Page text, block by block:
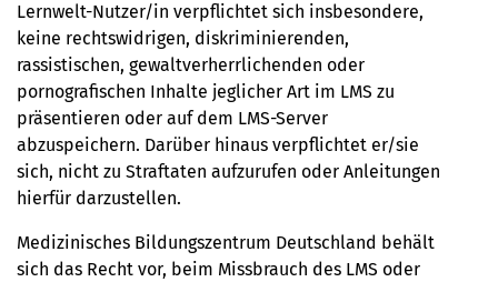
Lernwelt-Nutzer/in verpflichtet sich insbesondere,
keine rechtswidrigen, diskriminierenden,
rassistischen, gewaltverherrlichenden oder
pornografischen Inhalte jeglicher Art im LMS zu
präsentieren oder auf dem LMS-Server
abzuspeichern. Darüber hinaus verpflichtet er/sie
sich, nicht zu Straftaten aufzurufen oder Anleitungen
hierfür darzustellen.
Medizinisches Bildungszentrum Deutschland behält
sich das Recht vor, beim Missbrauch des LMS oder